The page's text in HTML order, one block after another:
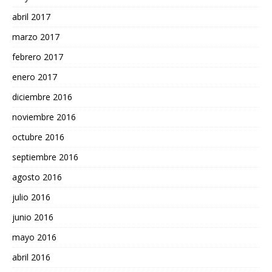
abril 2017
marzo 2017
febrero 2017
enero 2017
diciembre 2016
noviembre 2016
octubre 2016
septiembre 2016
agosto 2016
julio 2016
junio 2016
mayo 2016
abril 2016